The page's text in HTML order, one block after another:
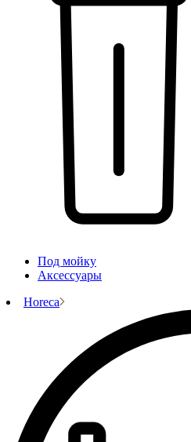
Под мойку
Аксессуары
Horeca